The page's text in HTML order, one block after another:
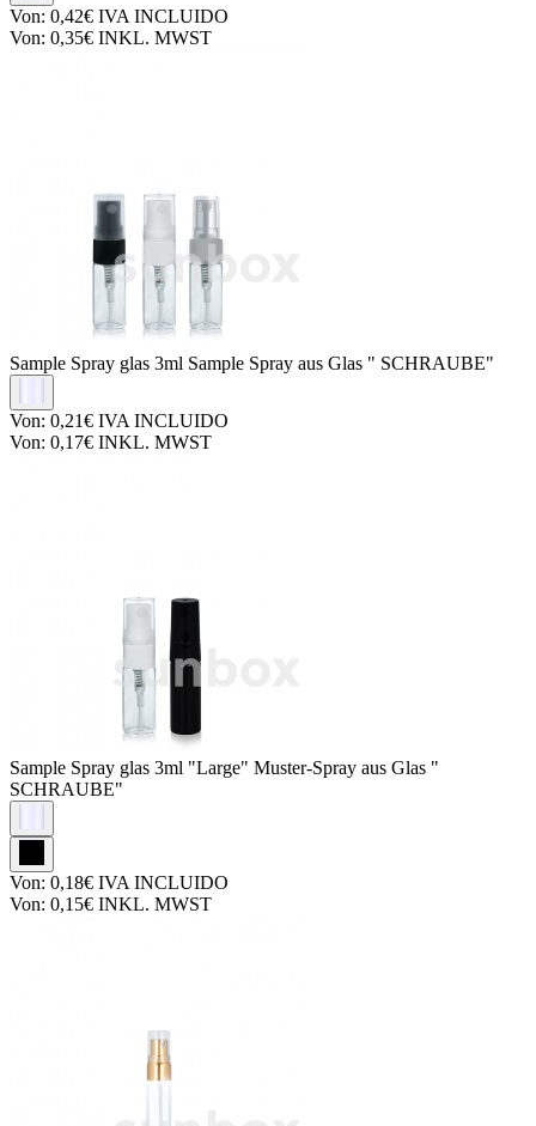
Von: 0,42€ IVA INCLUIDO
Von: 0,35€ INKL. MWST
Sample Spray glas 3ml Sample Spray aus Glas " SCHRAUBE"
Von: 0,21€ IVA INCLUIDO
Von: 0,17€ INKL. MWST
Sample Spray glas 3ml "Large" Muster-Spray aus Glas "
SCHRAUBE"
Von: 0,18€ IVA INCLUIDO
Von: 0,15€ INKL. MWST